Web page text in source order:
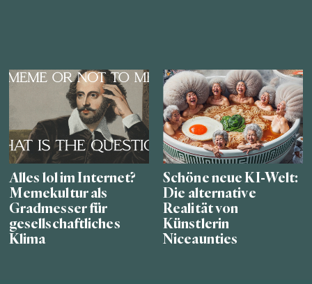
Alles lol im Internet?
Memekultur als
Gradmesser für
gesellschaftliches
Klima
Schöne neue KI-Welt:
Die alternative
Realität von
Künstlerin
Niceaunties